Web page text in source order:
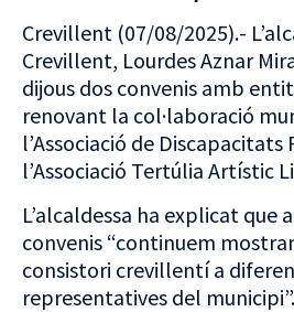
Crevillent (07/08/2025).-
Crevillent, Lourdes Aznar
dijous dos convenis amb
renovant la col·laboració
l’Associació de Discapacitats
l’Associació Tertúlia Artístic
L’alcaldessa ha explicat que
convenis “continuem
consistori crevillentí a
representatives del municipi”.